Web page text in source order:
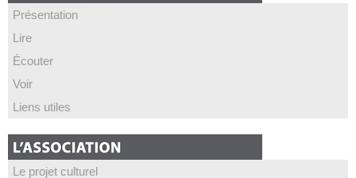
Présentation
Lire
Écouter
Voir
Liens utiles
Le projet culturel